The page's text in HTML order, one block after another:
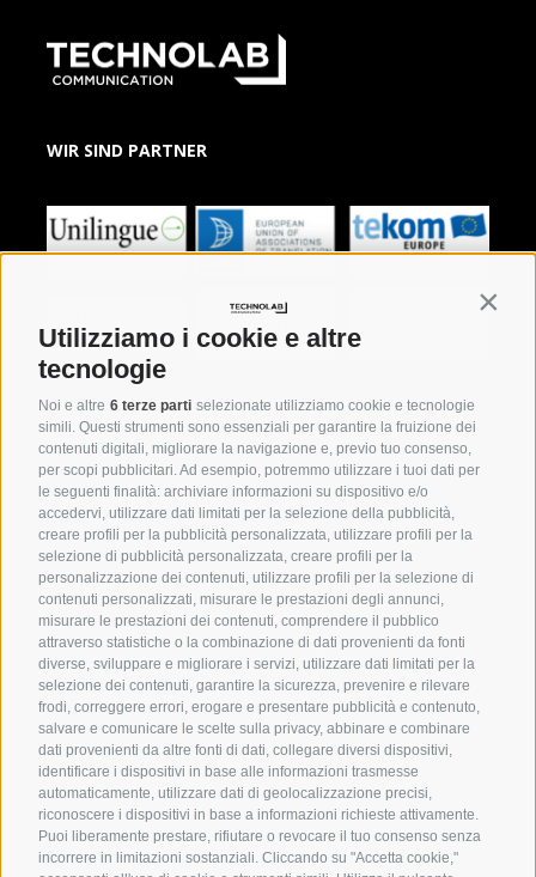
Utilizziamo i cookie e altre
tecnologie
Noi e altre 6 terze parti selezionate utilizziamo cookie e tecnologie
simili. Questi strumenti sono essenziali per garantire la fruizione dei
contenuti digitali, migliorare la navigazione e, previo tuo consenso,
per scopi pubblicitari. Ad esempio, potremmo utilizzare i tuoi dati per
le seguenti finalità: archiviare informazioni su dispositivo e/o
accedervi, utilizzare dati limitati per la selezione della pubblicità,
creare profili per la pubblicità personalizzata, utilizzare profili per la
selezione di pubblicità personalizzata, creare profili per la
personalizzazione dei contenuti, utilizzare profili per la selezione di
contenuti personalizzati, misurare le prestazioni degli annunci,
misurare le prestazioni dei contenuti, comprendere il pubblico
attraverso statistiche o la combinazione di dati provenienti da fonti
diverse, sviluppare e migliorare i servizi, utilizzare dati limitati per la
selezione dei contenuti, garantire la sicurezza, prevenire e rilevare
frodi, correggere errori, erogare e presentare pubblicità e contenuto,
salvare e comunicare le scelte sulla privacy, abbinare e combinare
dati provenienti da altre fonti di dati, collegare diversi dispositivi,
identificare i dispositivi in base alle informazioni trasmesse
automaticamente, utilizzare dati di geolocalizzazione precisi,
riconoscere i dispositivi in base a informazioni richieste attivamente.
Puoi liberamente prestare, rifiutare o revocare il tuo consenso senza
incorrere in limitazioni sostanziali. Cliccando su "Accetta cookie,"
WIR SIND PARTNER
Technolab Communication Srl
Viale Pecori Giraldi 20/B,
36061 Bassano del Grappa (VI) Italy
P.IVA: 023630980243 – REA n: 225438
Reg. Imprese di Vicenza: 02360980243
Capitale Sociale €30.000 i.v.
Sprache
auswählen